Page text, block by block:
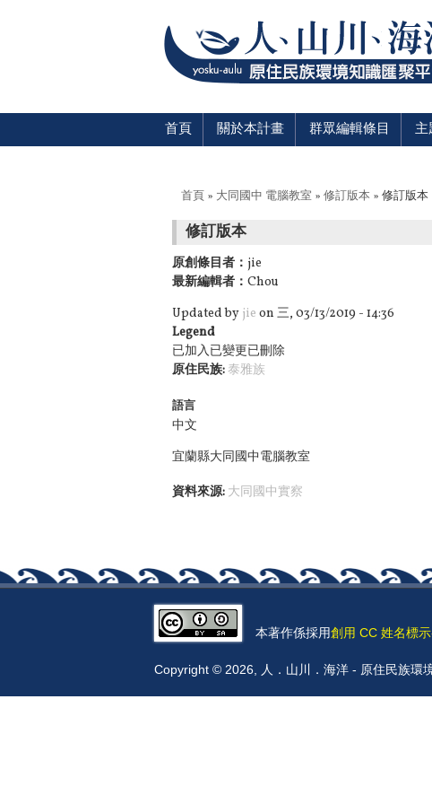
首頁 關於本計畫 群眾編輯條目 主
您在這裡
首頁 » 大同國中 電腦教室 » 修訂版本 » 修訂版本
修訂版本
原創條目者： jie
最新編輯者： Chou
Updated by jie on 三, 03/13/2019 - 14:36
Legend
已加入已變更已刪除
原住民族: 泰雅族
語言
中文
宜蘭縣大同國中電腦教室
資料來源: 大同國中實察
本著作係採用創用 CC 姓名標
Copyright © 2026, 人．山川．海洋 - 原住民族環